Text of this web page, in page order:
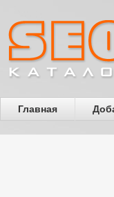
Главная